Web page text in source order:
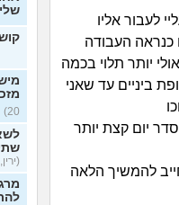
לעבור אליו
כנראה העבודה
יותר תלוי בכמה
ביניים עד שאני
יום קצת יותר
להמשיך הלאה
20)
(ירין,